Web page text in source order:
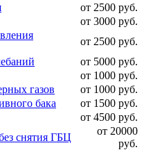
от 2500 руб.
от 3000 руб.
от 2500 руб.
от 5000 руб.
от 1000 руб.
газов
от 1000 руб.
бака
от 1500 руб.
от 4500 руб.
снятия ГБЦ
от 20000
руб.